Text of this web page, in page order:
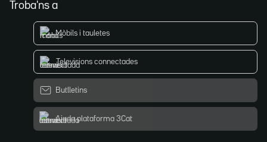
Troba'ns a
Mòbils i tauletes
Televisions connectades
Butlletins
Ajuda plataforma 3Cat